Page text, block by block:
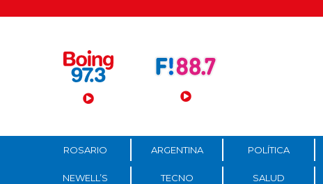
Menú Principal
ROSARIO ARGENTINA POLÍTICA
NEWELL’S TECNO SALUD